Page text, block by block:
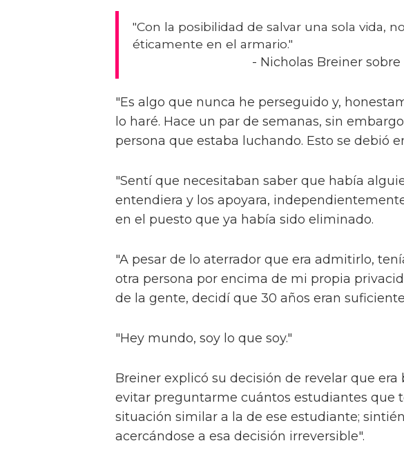
"Con la posibilidad de salvar una sola vida,
éticamente en el armario."
- Nicholas Breiner
"Es algo que nunca he perseguido y,
lo haré. Hace un par de semanas, sin
persona que estaba luchando. Esto se debió
"Sentí que necesitaban saber que había
entendiera y los apoyara,
en el puesto que ya había sido eliminado.
"A pesar de lo aterrador que era admitirlo,
otra persona por encima de mi propia
de la gente, decidí que 30 años eran
"Hey mundo, soy lo que soy."
Breiner explicó su decisión de revelar que era
evitar preguntarme cuántos estudiantes que
situación similar a la de ese estudiante;
acercándose a esa decisión irreversible".